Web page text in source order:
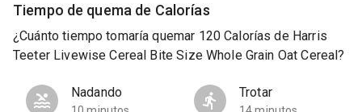
Tiempo de quema de Calorías
¿Cuánto tiempo tomaría quemar 120 Calorías de Harris
Teeter Livewise Cereal Bite Size Whole Grain Oat Cereal?
Nadando Trotar